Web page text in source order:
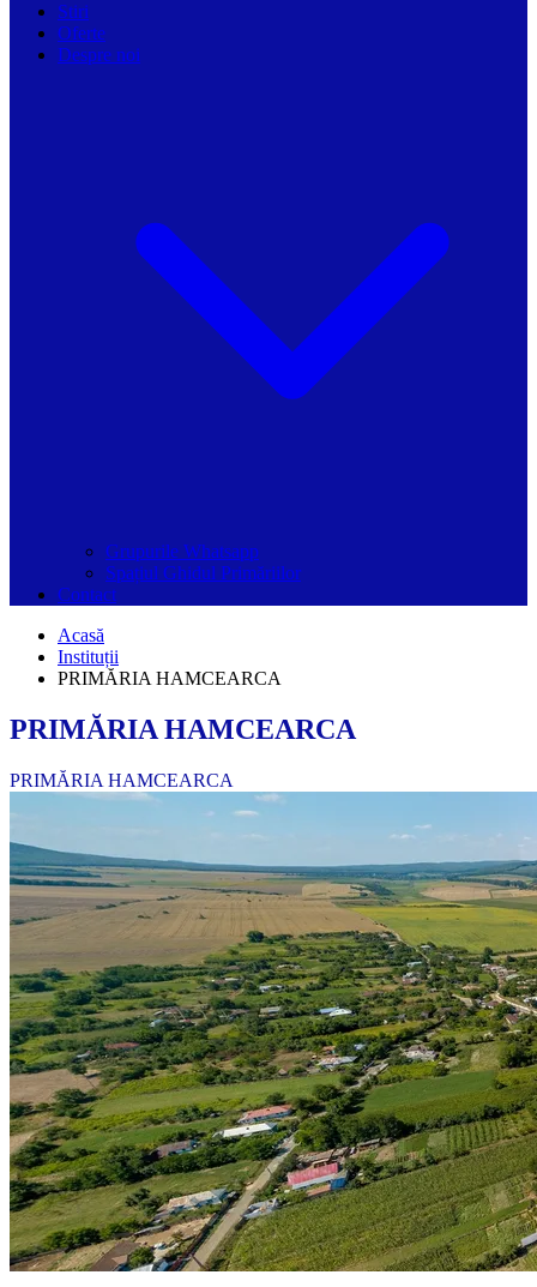
Stiri
Oferte
Despre noi
Grupurile Whatsapp
Spațiul Ghidul Primăriilor
Contact
Acasă
Instituții
PRIMĂRIA HAMCEARCA
PRIMĂRIA HAMCEARCA
PRIMĂRIA HAMCEARCA